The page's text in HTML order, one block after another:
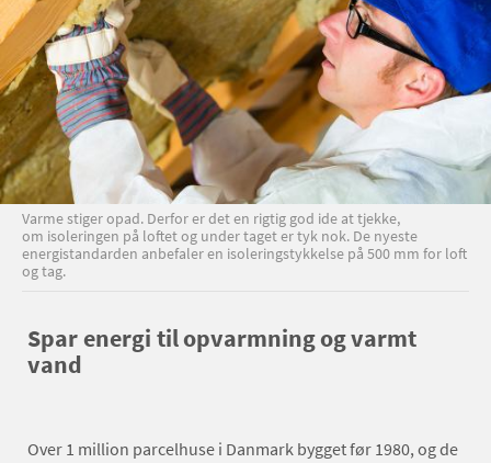
Varme stiger opad. Derfor er det en rigtig god ide at tjekke,
om isoleringen på loftet og under taget er tyk nok. De nyeste
energistandarden anbefaler en isoleringstykkelse på 500 mm for loft
og tag.
Spar energi til opvarmning og varmt
vand
Over 1 million parcelhuse i Danmark bygget før 1980, og de